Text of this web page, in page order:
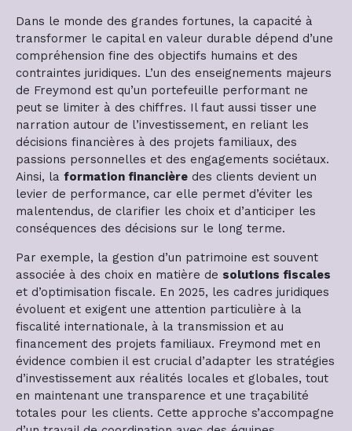
Dans le monde des grandes fortunes, la capacité à
transformer le capital en valeur durable dépend d’une
compréhension fine des objectifs humains et des
contraintes juridiques. L’un des enseignements majeurs
de Freymond est qu’un portefeuille performant ne
peut se limiter à des chiffres. Il faut aussi tisser une
narration autour de l’investissement, en reliant les
décisions financières à des projets familiaux, des
passions personnelles et des engagements sociétaux.
Ainsi, la formation financière des clients devient un
levier de performance, car elle permet d’éviter les
malentendus, de clarifier les choix et d’anticiper les
conséquences des décisions sur le long terme.
Par exemple, la gestion d’un patrimoine est souvent
associée à des choix en matière de solutions fiscales
et d’optimisation fiscale. En 2025, les cadres juridiques
évoluent et exigent une attention particulière à la
fiscalité internationale, à la transmission et au
financement des projets familiaux. Freymond met en
évidence combien il est crucial d’adapter les stratégies
d’investissement aux réalités locales et globales, tout
en maintenant une transparence et une traçabilité
totales pour les clients. Cette approche s’accompagne